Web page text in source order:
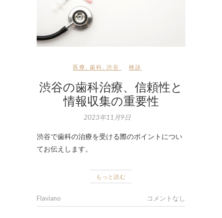
医療 歯科 渋谷 検診
渋谷の歯科治療、信頼性と
情報収集の重要性
2023年11月9日
渋谷で歯科の治療を受ける際のポイントについ
てお伝えします。
もっと読む
Flaviano コメントなし